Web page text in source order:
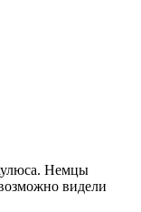
Немцы
видели